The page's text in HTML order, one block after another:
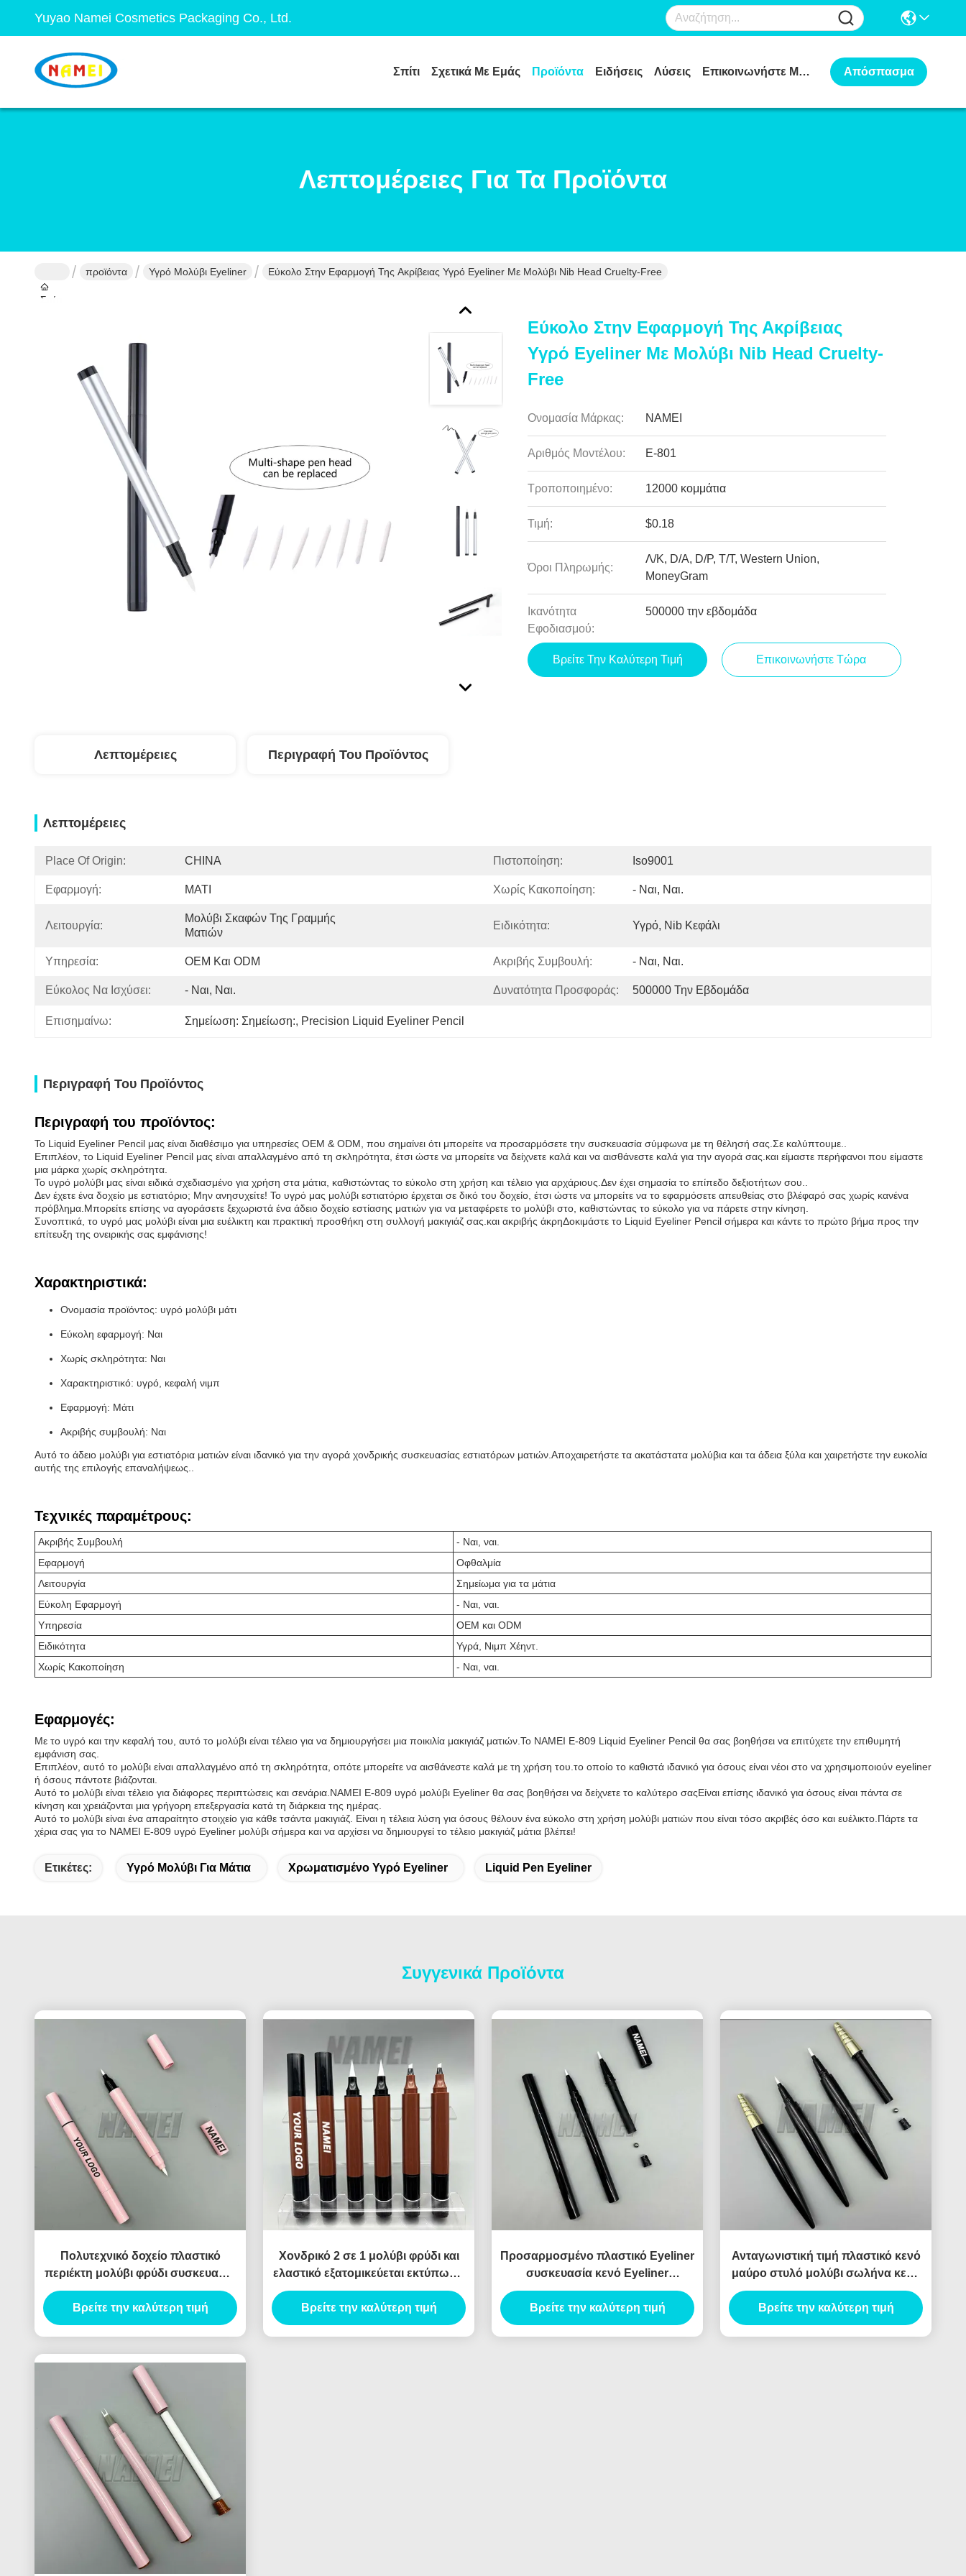
Yuyao Namei Cosmetics Packaging Co., Ltd.
Σπίτι Σχετικά Με Εμάς Προϊόντα Ειδήσεις Λύσεις Επικοινωνήστε Μαζί Μας Απόσπασμα
Λεπτομέρειες Για Τα Προϊόντα
Σπίτι
προϊόντα Υγρό Μολύβι Eyeliner Εύκολο Στην Εφαρμογή Της Ακρίβειας Υγρό Eyeliner Με Μολύβι Nib Head Cruelty-Free
Εύκολο Στην Εφαρμογή Της Ακρίβειας
Υγρό Eyeliner Με Μολύβι Nib Head Cruelty-
Free
Ονομασία Μάρκας: NAMEI
Αριθμός Μοντέλου: Ε-801
Τροποποιημένο: 12000 κομμάτια
Τιμή: $0.18
Όροι Πληρωμής:
Λ/Κ, D/A, D/P, T/T, Western Union,
MoneyGram
Ικανότητα
Εφοδιασμού:
500000 την εβδομάδα
Βρείτε Την Καλύτερη Τιμή Επικοινωνήστε Τώρα
Λεπτομέρειες Περιγραφή Του Προϊόντος
Λεπτομέρειες
Place Of Origin: CHINA Πιστοποίηση: Iso9001
Εφαρμογή: ΜΑΤΙ Χωρίς Κακοποίηση: - Ναι, Ναι.
Λειτουργία:
Μολύβι Σκαφών Της Γραμμής
Ματιών
Ειδικότητα: Υγρό, Nib Κεφάλι
Υπηρεσία: OEM Και ODM Ακριβής Συμβουλή: - Ναι, Ναι.
Εύκολος Να Ισχύσει: - Ναι, Ναι. Δυνατότητα Προσφοράς: 500000 Την Εβδομάδα
Επισημαίνω: Σημείωση: Σημείωση:, Precision Liquid Eyeliner Pencil
Περιγραφή Του Προϊόντος
Περιγραφή του προϊόντος:
Το Liquid Eyeliner Pencil μας είναι διαθέσιμο για υπηρεσίες OEM & ODM, που σημαίνει ότι μπορείτε να προσαρμόσετε την συσκευασία σύμφωνα με τη θέλησή σας.Σε καλύπτουμε..
Επιπλέον, το Liquid Eyeliner Pencil μας είναι απαλλαγμένο από τη σκληρότητα, έτσι ώστε να μπορείτε να δείχνετε καλά και να αισθάνεστε καλά για την αγορά σας.και είμαστε περήφανοι που είμαστε
μια μάρκα χωρίς σκληρότητα.
Το υγρό μολύβι μας είναι ειδικά σχεδιασμένο για χρήση στα μάτια, καθιστώντας το εύκολο στη χρήση και τέλειο για αρχάριους.Δεν έχει σημασία το επίπεδο δεξιοτήτων σου..
Δεν έχετε ένα δοχείο με εστιατόριο; Μην ανησυχείτε! Το υγρό μας μολύβι εστιατόριο έρχεται σε δικό του δοχείο, έτσι ώστε να μπορείτε να το εφαρμόσετε απευθείας στο βλέφαρό σας χωρίς κανένα
πρόβλημα.Μπορείτε επίσης να αγοράσετε ξεχωριστά ένα άδειο δοχείο εστίασης ματιών για να μεταφέρετε το μολύβι στο, καθιστώντας το εύκολο για να πάρετε στην κίνηση.
Συνοπτικά, το υγρό μας μολύβι είναι μια ευέλικτη και πρακτική προσθήκη στη συλλογή μακιγιάζ σας.και ακριβής άκρηΔοκιμάστε το Liquid Eyeliner Pencil σήμερα και κάντε το πρώτο βήμα προς την
επίτευξη της ονειρικής σας εμφάνισης!
Χαρακτηριστικά:
Ονομασία προϊόντος: υγρό μολύβι μάτι
Εύκολη εφαρμογή: Ναι
Χωρίς σκληρότητα: Ναι
Χαρακτηριστικό: υγρό, κεφαλή νιμπ
Εφαρμογή: Μάτι
Ακριβής συμβουλή: Ναι
Αυτό το άδειο μολύβι για εστιατόρια ματιών είναι ιδανικό για την αγορά χονδρικής συσκευασίας εστιατόρων ματιών.Αποχαιρετήστε τα ακατάστατα μολύβια και τα άδεια ξύλα και χαιρετήστε την ευκολία
αυτής της επιλογής επαναλήψεως..
Τεχνικές παραμέτρους:
Ακριβής Συμβουλή
- Ναι, ναι.
Εφαρμογή
Οφθαλμία
Λειτουργία
Σημείωμα για τα μάτια
Εύκολη Εφαρμογή
- Ναι, ναι.
Υπηρεσία
OEM και ODM
Ειδικότητα
Υγρά, Νιμπ Χέηντ.
Χωρίς Κακοποίηση
- Ναι, ναι.
Εφαρμογές:
Με το υγρό και την κεφαλή του, αυτό το μολύβι είναι τέλειο για να δημιουργήσει μια ποικιλία μακιγιάζ ματιών.Το NAMEI E-809 Liquid Eyeliner Pencil θα σας βοηθήσει να επιτύχετε την επιθυμητή
εμφάνιση σας.
Επιπλέον, αυτό το μολύβι είναι απαλλαγμένο από τη σκληρότητα, οπότε μπορείτε να αισθάνεστε καλά με τη χρήση του.το οποίο το καθιστά ιδανικό για όσους είναι νέοι στο να χρησιμοποιούν eyeliner
ή όσους πάντοτε βιάζονται.
Αυτό το μολύβι είναι τέλειο για διάφορες περιπτώσεις και σενάρια.NAMEI E-809 υγρό μολύβι Eyeliner θα σας βοηθήσει να δείχνετε το καλύτερο σαςΕίναι επίσης ιδανικό για όσους είναι πάντα σε
κίνηση και χρειάζονται μια γρήγορη επεξεργασία κατά τη διάρκεια της ημέρας.
Αυτό το μολύβι είναι ένα απαραίτητο στοιχείο για κάθε τσάντα μακιγιάζ. Είναι η τέλεια λύση για όσους θέλουν ένα εύκολο στη χρήση μολύβι ματιών που είναι τόσο ακριβές όσο και ευέλικτο.Πάρτε τα
χέρια σας για το NAMEI E-809 υγρό Eyeliner μολύβι σήμερα και να αρχίσει να δημιουργεί το τέλειο μακιγιάζ μάτια βλέπει!
Ετικέτες: Υγρό Μολύβι Για Μάτια Χρωματισμένο Υγρό Eyeliner Liquid Pen Eyeliner
Συγγενικά Προϊόντα
Πολυτεχνικό δοχείο πλαστικό
περιέκτη μολύβι φρύδι συσκευασία
υγρό Eyeliner
Βρείτε την καλύτερη τιμή
Χονδρικό 2 σε 1 μολύβι φρύδι και
ελαστικό εξατομικεύεται εκτύπωση
κενό μολύβι φρύδι και ελαστικό
σωλήνα δοχείο
Βρείτε την καλύτερη τιμή
Προσαρμοσμένο πλαστικό Eyeliner
συσκευασία κενό Eyeliner
μπουκάλι ιδιωτικό λογότυπο κενό
Eyeliner μολύβι
Βρείτε την καλύτερη τιμή
Ανταγωνιστική τιμή πλαστικό κενό
μαύρο στυλό μολύβι σωλήνα κενό
μολύβι
Βρείτε την καλύτερη τιμή